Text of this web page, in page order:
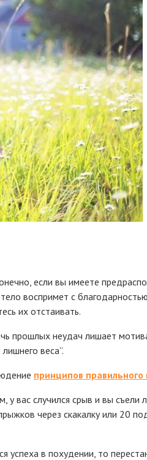
если вы имеете
воспримет с
их отстаивать.
прошлых неудач лишает
веса”.
принципов правильного
у вас случился срыв и вы
через скакалку или 20
успеха в похудении, то